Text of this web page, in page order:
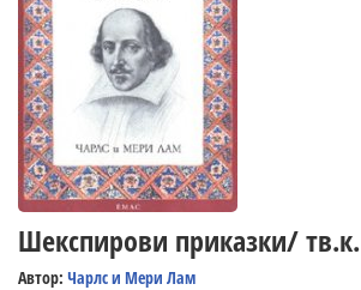
Шекспирови приказки/ тв.к.
Автор: Чарлс и Мери Лам